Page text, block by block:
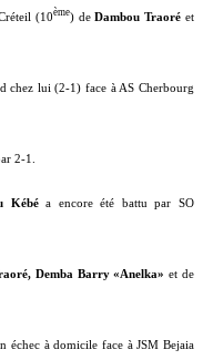
(10ème) deDambou Traoré et
chez lui (2-1) face à AS Cherbourg
2-1.
Kébéa encore été battu par SO
Demba Barry «Anelka» et de
échec à domicile face à JSM Bejaia